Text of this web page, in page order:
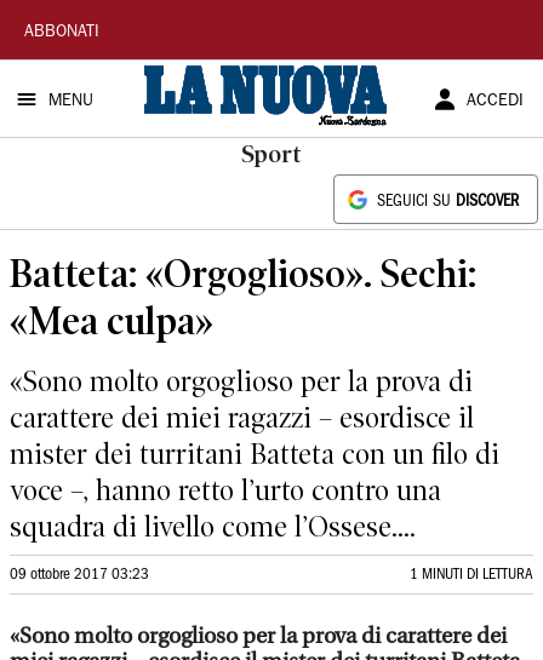
La
Nuova
Sardegna
ABBONATI
MENU ACCEDI
Sport
SEGUICI SU DISCOVER
Batteta: «Orgoglioso». Sechi:
«Mea culpa»
«Sono molto orgoglioso per la prova di
carattere dei miei ragazzi – esordisce il
mister dei turritani Batteta con un filo di
voce –, hanno retto l’urto contro una
squadra di livello come l’Ossese....
09 ottobre 2017 03:23 1 MINUTI DI LETTURA
«Sono molto orgoglioso per la prova di carattere dei